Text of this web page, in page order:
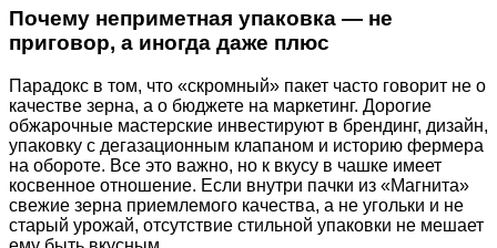
Почему неприметная упаковка — не
приговор, а иногда даже плюс
Парадокс в том, что «скромный» пакет часто говорит не о
качестве зерна, а о бюджете на маркетинг. Дорогие
обжарочные мастерские инвестируют в брендинг, дизайн,
упаковку с дегазационным клапаном и историю фермера
на обороте. Все это важно, но к вкусу в чашке имеет
косвенное отношение. Если внутри пачки из «Магнита»
свежие зерна приемлемого качества, а не угольки и не
старый урожай, отсутствие стильной упаковки не мешает